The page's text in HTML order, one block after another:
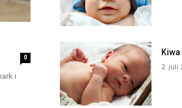
0
i
Kiwa
2. juli